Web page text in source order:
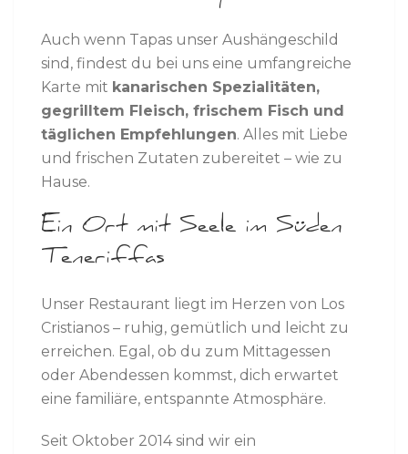
Auch wenn Tapas unser Aushängeschild
sind, findest du bei uns eine umfangreiche
Karte mit kanarischen Spezialitäten,
gegrilltem Fleisch, frischem Fisch und
täglichen Empfehlungen. Alles mit Liebe
und frischen Zutaten zubereitet – wie zu
Hause.
Ein Ort mit Seele im Süden
Teneriffas
Unser Restaurant liegt im Herzen von Los
Cristianos – ruhig, gemütlich und leicht zu
erreichen. Egal, ob du zum Mittagessen
oder Abendessen kommst, dich erwartet
eine familiäre, entspannte Atmosphäre.
Seit Oktober 2014 sind wir ein